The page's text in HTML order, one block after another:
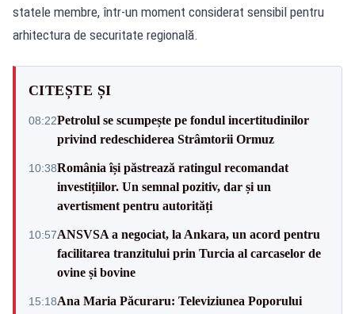
statele membre, într-un moment considerat sensibil pentru
arhitectura de securitate regională.
CITEȘTE ȘI
08:22Petrolul se scumpește pe fondul incertitudinilor
privind redeschiderea Strâmtorii Ormuz
10:38România își păstrează ratingul recomandat
investițiilor. Un semnal pozitiv, dar și un
avertisment pentru autorități
10:57ANSVSA a negociat, la Ankara, un acord pentru
facilitarea tranzitului prin Turcia al carcaselor de
ovine și bovine
15:18Ana Maria Păcuraru: Televiziunea Poporului